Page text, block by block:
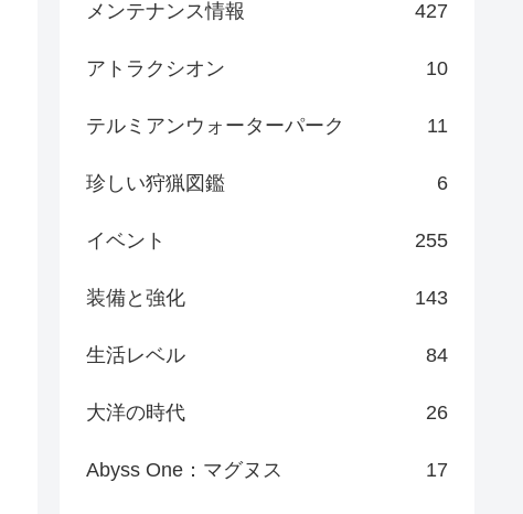
メンテナンス情報 427
アトラクシオン 10
テルミアンウォーターパーク 11
珍しい狩猟図鑑 6
イベント 255
装備と強化 143
生活レベル 84
大洋の時代 26
Abyss One：マグヌス 17